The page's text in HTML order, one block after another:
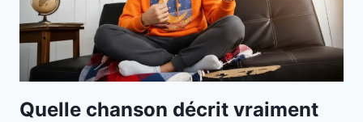
Quelle chanson décrit vraiment